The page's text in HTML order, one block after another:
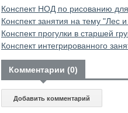
Конспект НОД по рисованию
Конспект занятия на тему "Лес
Конспект прогулки в старшей
Конспект интегрированного
Комментарии (0)
Добавить комментарий